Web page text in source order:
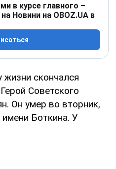
в курсе главного –
Новини на OBOZ.UA в
скончался
Советского
Он умер во вторник,
Боткина. У